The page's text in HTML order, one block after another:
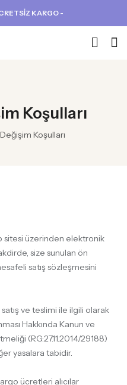
KARGO -
Koşulları
Koşulları
sitesi üzerinden elektronik
size sunulan ön
satış sözleşmesini
satış ve teslimi ile ilgili olarak
Hakkında Kanun ve
(RG:27.11.2014/29188)
yasalara tabidir.
ücretleri alıcılar